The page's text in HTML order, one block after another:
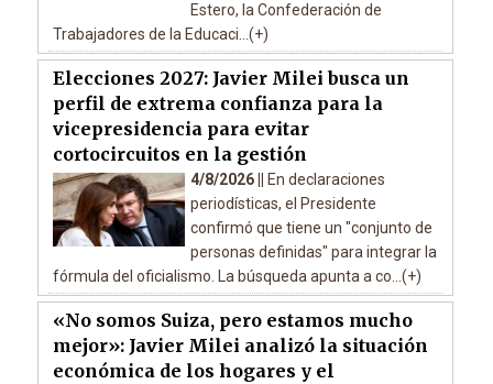
Estero, la Confederación de
Trabajadores de la Educaci...(+)
Elecciones 2027: Javier Milei busca un
perfil de extrema confianza para la
vicepresidencia para evitar
cortocircuitos en la gestión
4/8/2026 ||
En declaraciones
periodísticas, el Presidente
confirmó que tiene un "conjunto de
personas definidas" para integrar la
fórmula del oficialismo. La búsqueda apunta a co...(+)
«No somos Suiza, pero estamos mucho
mejor»: Javier Milei analizó la situación
económica de los hogares y el